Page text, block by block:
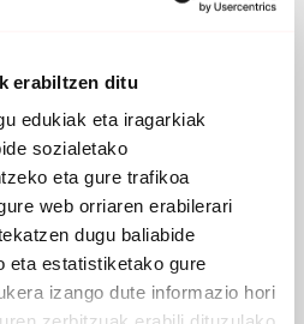
erabiltzen ditu
edukiak eta iragarkiak
sozialetako
eta gure trafikoa
web orriaren erabilerari
dugu baliabide
eta estatistiketako gure
izango dute informazio hori
, tronpeta
, pianoa